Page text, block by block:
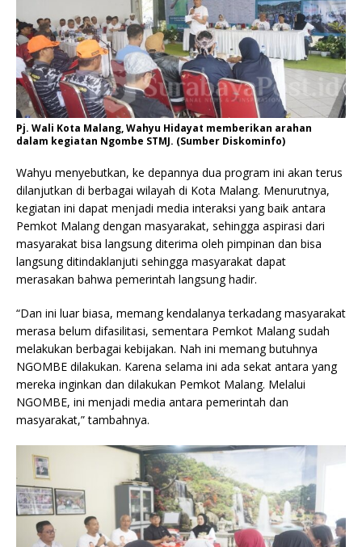
Pj. Wali Kota Malang, Wahyu Hidayat memberikan arahan
dalam kegiatan Ngombe STMJ. (Sumber Diskominfo)
Wahyu menyebutkan, ke depannya dua program ini akan terus
dilanjutkan di berbagai wilayah di Kota Malang. Menurutnya,
kegiatan ini dapat menjadi media interaksi yang baik antara
Pemkot Malang dengan masyarakat, sehingga aspirasi dari
masyarakat bisa langsung diterima oleh pimpinan dan bisa
langsung ditindaklanjuti sehingga masyarakat dapat
merasakan bahwa pemerintah langsung hadir.
“Dan ini luar biasa, memang kendalanya terkadang masyarakat
merasa belum difasilitasi, sementara Pemkot Malang sudah
melakukan berbagai kebijakan. Nah ini memang butuhnya
NGOMBE dilakukan. Karena selama ini ada sekat antara yang
mereka inginkan dan dilakukan Pemkot Malang. Melalui
NGOMBE, ini menjadi media antara pemerintah dan
masyarakat,” tambahnya.